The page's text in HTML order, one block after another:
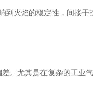
到火焰的稳定性，间接干
。尤其是在复杂的工业